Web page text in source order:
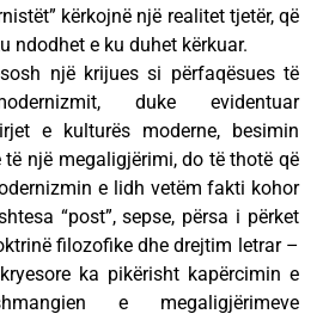
kërkojnë një realitet tjetër, që
ndodhet e ku duhet kërkuar.
një krijues si përfaqësues të
duke evidentuar
e kulturës moderne, besimin
një megaligjërimi, do të thotë që
e lidh vetëm fakti kohor
“post”, sepse, përsa i përket
filozofike dhe drejtim letrar –
ka pikërisht kapërcimin e
e megaligjërimeve